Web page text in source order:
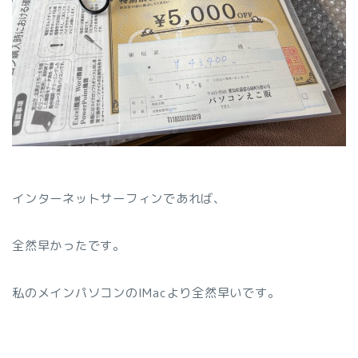
インターネットサーフィンであれば、
全然早かったです。
私のメインパソコンのIMacより全然早いです。